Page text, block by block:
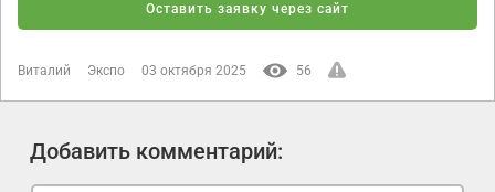
Оставить заявку через сайт
Виталий Экспо 03 октября 2025 56
Добавить комментарий: